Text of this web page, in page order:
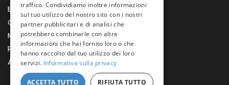
Barche
Gommoni
Motori
Rimorchi
Accessori
traffico. Condividiamo inoltre informazioni
sul tuo utilizzo del nostro sito con i nostri
partner pubblicitari e di analisi che
potrebbero combinarle con altre
informazioni che hai fornito loro o che
hanno raccolto dal tuo utilizzo dei loro
servizi. Informativa sulla privacy
ACCETTA TUTTO RIFIUTA TUTTO